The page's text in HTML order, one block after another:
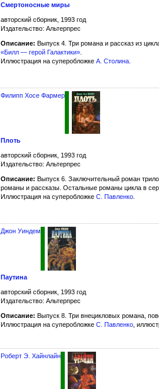
Смертоносные миры
авторский сборник, 1993 год
Издательство: Альтерпрес
Описание: Выпуск 4. Три романа и рассказ из
«Билл — герой Галактики»
Иллюстрация на суперобложкеА. Столина
Филипп Хосе Фармер
Плоть
авторский сборник, 1993 год
Издательство: Альтерпрес
Описание: Выпуск 6. Заключительный роман
романы и рассказы. Остальные романы цикла в
Иллюстрация на суперобложкеС. Павленко
Джон Уиндем
Паутина
авторский сборник, 1993 год
Издательство: Альтерпрес
Описание: Выпуск 8. Три внецикловых романа,
Иллюстрация на суперобложкеС. Павленко ,
Роберт Э. Хайнлайн